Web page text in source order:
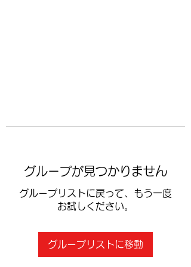
グループが見つかりません
グループリストに戻って、もう一度
お試しください。
グループリストに移動